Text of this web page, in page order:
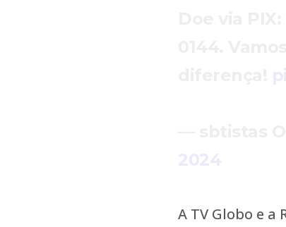
A TV Globo e